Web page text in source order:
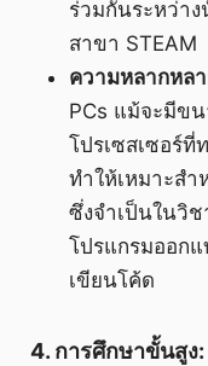
ร่วมกันระหว่า
สาขา STEAM
ความหลากหล
PCs แม้จะมีข
โปรเซสเซอร์ที่
ทำให้เหมาะส
ซึ่งจำเป็นในวิช
โปรแกรมออก
เขียนโค้ด
4. การศึกษาขั้นสูง: